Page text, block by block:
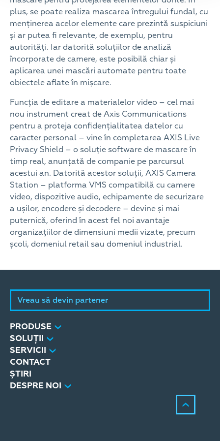
plus, se poate realiza mascarea întregului fundal, cu
menținerea acelor elemente care prezintă suspiciuni
și ar putea fi relevante, de exemplu, pentru
autorități. Iar datorită soluțiilor de analiză
încorporate de camere, este posibilă chiar și
aplicarea unei mascări automate pentru toate
obiectele aflate în mișcare.
Funcția de editare a materialelor video – cel mai
nou instrument creat de Axis Communications
pentru a proteja confidențialitatea datelor cu
caracter personal – vine în completarea AXIS Live
Privacy Shield – o soluție software de mascare în
timp real, anunțată de companie pe parcursul
acestui an. Datorită acestor soluții, AXIS Camera
Station – platforma VMS compatibilă cu camere
video, dispozitive audio, echipamente de securizare
a ușilor, encodere și decodere – devine și mai
puternică, oferind în acest fel noi avantaje
organizațiilor de dimensiuni medii vizate, precum
școli, domeniul retail sau domeniul industrial.
Vreau să devin partener
PRODUSE
SOLUȚII
SERVICII
CONTACT
ȘTIRI
DESPRE NOI